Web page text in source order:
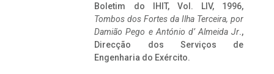
Boletim do IHIT, Vol. LIV, 1996,
Tombos dos Fortes da Ilha Terceira, por
Damião Pego e António d’ Almeida Jr.,
Direcção dos Serviços de
Engenharia do Exército.